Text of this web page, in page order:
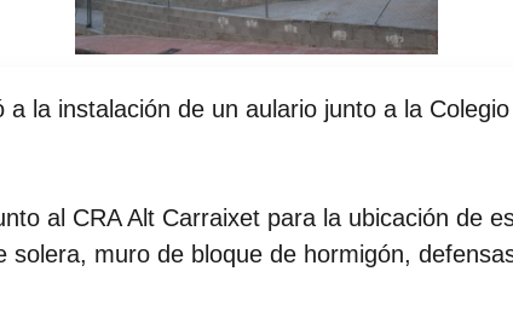
la instalación de un aulario junto a la
al CRA Alt Carraixet para la ubicación de
muro de bloque de hormigón,